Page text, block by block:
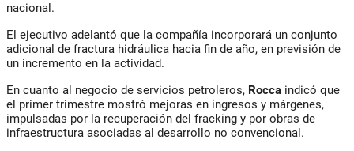
nacional.
El ejecutivo adelantó que la compañía incorporará un conjunto
adicional de fractura hidráulica hacia fin de año, en previsión de
un incremento en la actividad.
En cuanto al negocio de servicios petroleros, Rocca indicó que
el primer trimestre mostró mejoras en ingresos y márgenes,
impulsadas por la recuperación del fracking y por obras de
infraestructura asociadas al desarrollo no convencional.